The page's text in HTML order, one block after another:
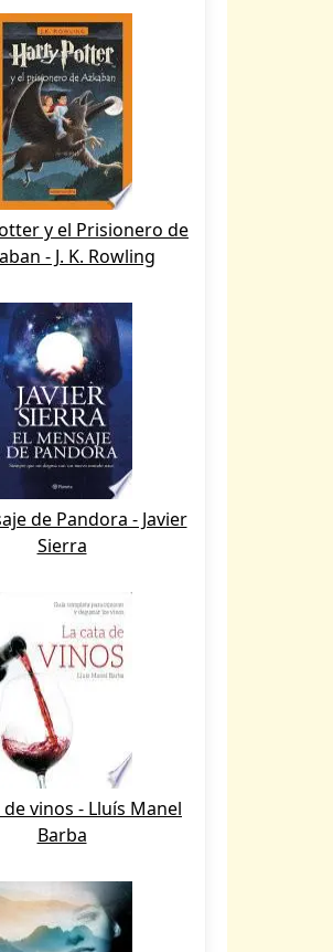
y el Prisionero de
- J. K. Rowling
de Pandora - Javier
Sierra
de vinos - Lluís Manel
Barba